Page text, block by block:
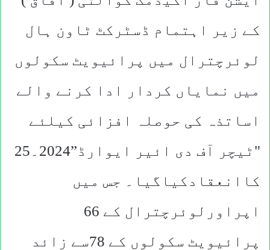
کے زیر اہتمام ڈسٹرکٹ ٹاون ہال
لوئرچترال میں پرائیویٹ سکولوں
میں نمایاں کردار ادا کرنے والے
اساتذہ کی حوصلہ افزائی کیلئے
"ٹیچر آف دی ائیر ایوارڈ”2024۔25
کاانعقادکیاگیا۔ جس میں
اپراورلوئرچترال کے 66
پرائیویٹ سکولوں کے 78سے زائد